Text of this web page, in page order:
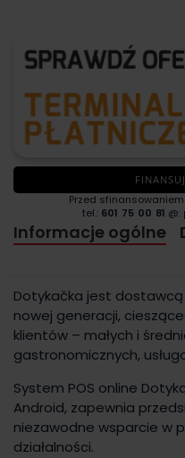
Przed
tel.: 601 75 00 81 @:
Informacje ogólne
Dotykačka jest
nowej generacji,
klientów – małych i
gastronomicznych,
System POS online
Android, zapewnia
niezawodne wsparcie w
działalności.